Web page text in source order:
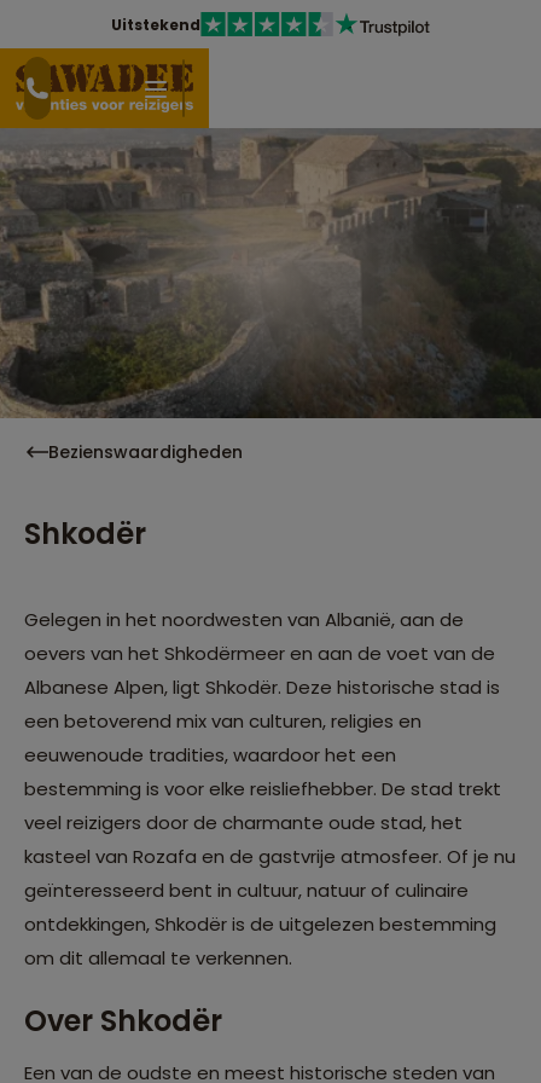
Uitstekend
Bezienswaardigheden
Shkodër
Gelegen in het noordwesten van Albanië, aan de
oevers van het Shkodërmeer en aan de voet van de
Albanese Alpen, ligt Shkodër. Deze historische stad is
een betoverend mix van culturen, religies en
eeuwenoude tradities, waardoor het een
bestemming is voor elke reisliefhebber. De stad trekt
veel reizigers door de charmante oude stad, het
kasteel van Rozafa en de gastvrije atmosfeer. Of je nu
geïnteresseerd bent in cultuur, natuur of culinaire
ontdekkingen, Shkodër is de uitgelezen bestemming
om dit allemaal te verkennen.
Over Shkodër
Een van de oudste en meest historische steden van